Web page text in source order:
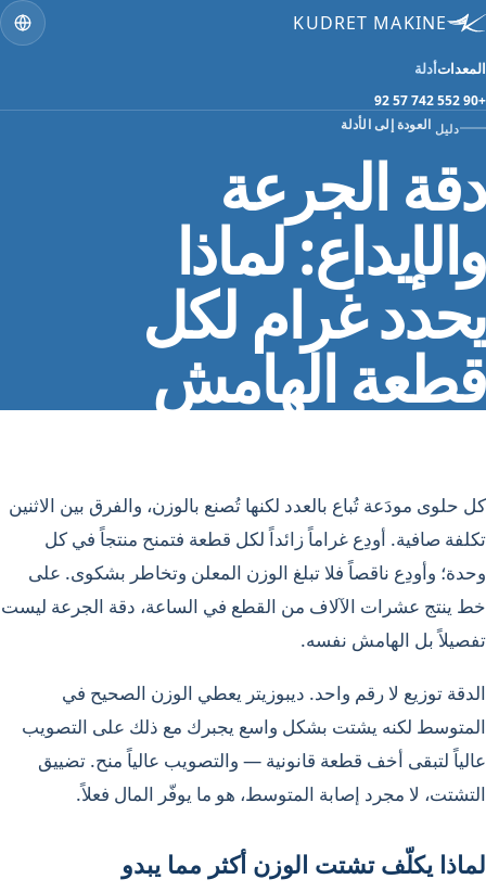
KUDRET MAKINE
المعداتأدلة
+90 552 742 57 92
دليل العودة إلى الأدلة
دقة الجرعة
والإيداع: لماذا
يحدد غرام لكل
قطعة الهامش
كل حلوى مودَعة تُباع بالعدد لكنها تُصنع بالوزن، والفرق بين الاثنين
تكلفة صافية. أودِع غراماً زائداً لكل قطعة فتمنح منتجاً في كل
وحدة؛ وأودِع ناقصاً فلا تبلغ الوزن المعلن وتخاطر بشكوى. على
خط ينتج عشرات الآلاف من القطع في الساعة، دقة الجرعة ليست
تفصيلاً بل الهامش نفسه.
الدقة توزيع لا رقم واحد. ديبوزيتر يعطي الوزن الصحيح في
المتوسط لكنه يشتت بشكل واسع يجبرك مع ذلك على التصويب
عالياً لتبقى أخف قطعة قانونية — والتصويب عالياً منح. تضييق
التشتت، لا مجرد إصابة المتوسط، هو ما يوفّر المال فعلاً.
لماذا يكلّف تشتت الوزن أكثر مما يبدو